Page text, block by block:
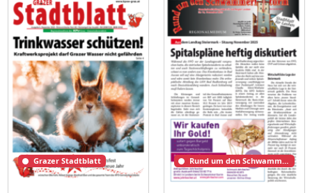
Grazer Stadtblatt Rund um den Schwammerlturm